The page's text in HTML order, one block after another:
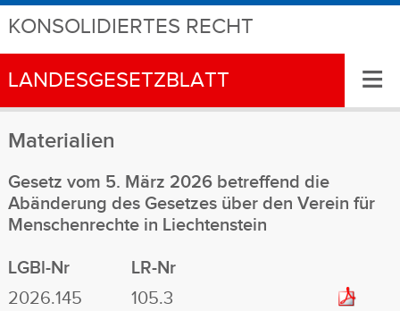
KONSOLIDIERTES RECHT
LANDESGESETZBLATT ≡
Materialien
Gesetz vom 5. März 2026 betreffend die
Abänderung des Gesetzes über den Verein für
Menschenrechte in Liechtenstein
LGBl-Nr
LR-Nr
2026.145
105.3